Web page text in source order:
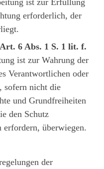
erforderlich, der
6 Abs. 1 S. 1 lit. f.
ist zur Wahrung der
Verantwortlichen oder
sofern nicht die
und Grundfreiheiten
den Schutz
erfordern, überwiegen.
der